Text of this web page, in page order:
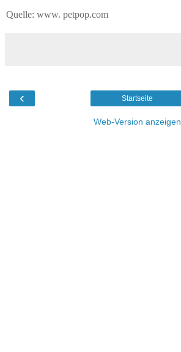
Quelle: www. petpop.сom
‹ Startseite
Web-Version anzeigen